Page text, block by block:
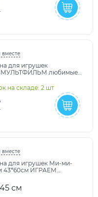
вместе
для игрушек
любимые
на складе: 2 шт
вместе
для игрушек Ми-ми-
43*60см ИГРАЕМ
см